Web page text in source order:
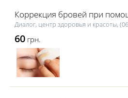
Коррекция бровей при
Диалог, центр здоровья и красоты,
60 грн.